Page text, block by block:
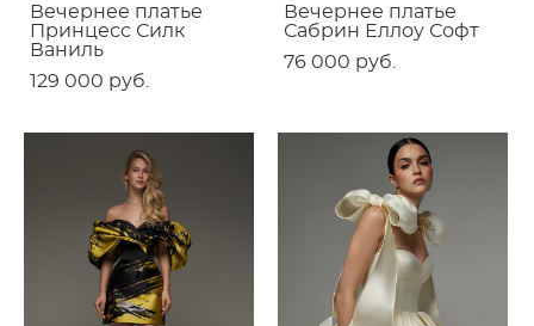
Вечернее платье
Принцесс Силк
Ваниль
129 000 pуб.
Вечернее платье
Сабрин Еллоу Софт
76 000 pуб.